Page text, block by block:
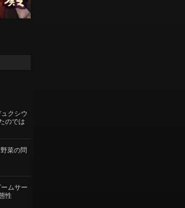
クシウ
のでは
菜の問
ームサー
性